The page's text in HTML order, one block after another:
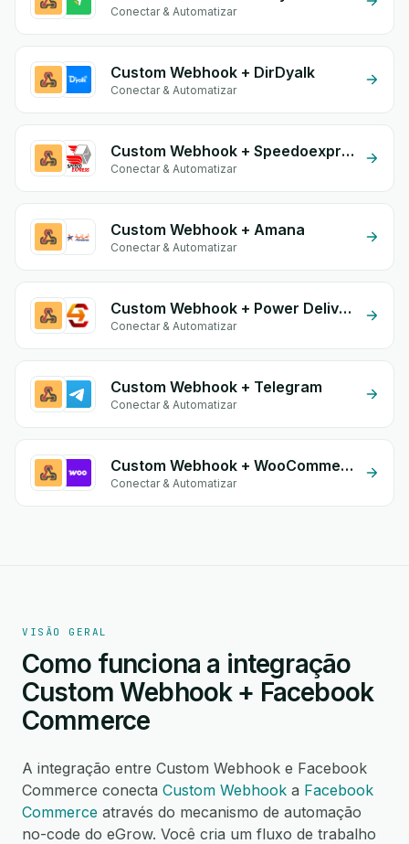
Conectar & Automatizar
Custom Webhook + DirDyalk
Conectar & Automatizar
Custom Webhook + Speedoexpress
Conectar & Automatizar
Custom Webhook + Amana
Conectar & Automatizar
Custom Webhook + Power Delivery
Conectar & Automatizar
Custom Webhook + Telegram
Conectar & Automatizar
Custom Webhook + WooCommerce
Conectar & Automatizar
VISÃO GERAL
Como funciona a integração
Custom Webhook + Facebook
Commerce
A integração entre Custom Webhook e Facebook
Commerce conecta Custom Webhook a Facebook
Commerce através do mecanismo de automação
no-code do eGrow. Você cria um fluxo de trabalho